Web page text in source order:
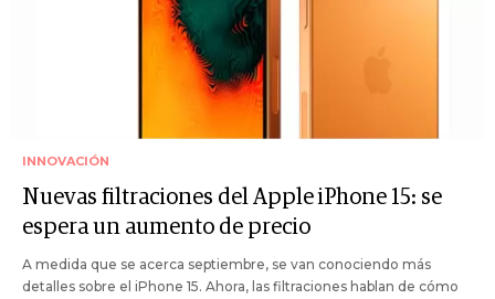
INNOVACIÓN
Nuevas filtraciones del Apple iPhone 15: se
espera un aumento de precio
A medida que se acerca septiembre, se van conociendo más
detalles sobre el iPhone 15. Ahora, las filtraciones hablan de cómo